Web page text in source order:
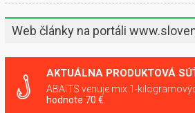
Web články na portáli
AKTUÁLNA PRODUKTOVÁ
ABAITS venuje mix 1-
hodnote 70 €.